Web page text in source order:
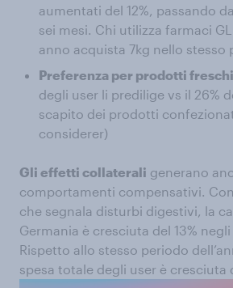
aumentati del 12%, passando
sei mesi. Chi utilizza farmaci
anno acquista 7kg nello stesso
Preferenza per prodotti freschi
degli user li predilige vs il 26%
scapito dei prodotti
considerer)
Gli effetti collaterali generano
comportamenti compensativi.
che segnala disturbi digestivi, la
Germania è cresciuta del 13%
Rispetto allo stesso periodo
spesa totale degli user è cresciuta